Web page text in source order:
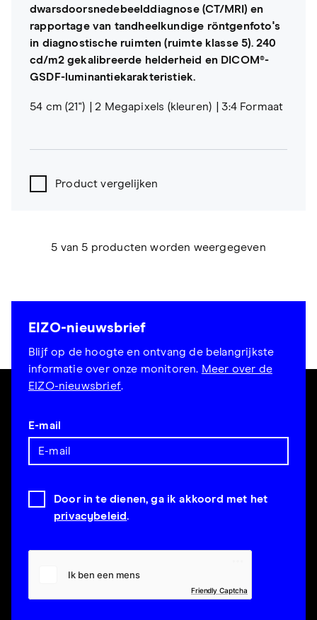
dwarsdoorsnedebeelddiagnose (CT/MRI) en
rapportage van tandheelkundige röntgenfoto's
in diagnostische ruimten (ruimte klasse 5). 240
cd/m2 gekalibreerde helderheid en DICOM®-
GSDF-luminantiekarakteristiek.
54 cm (21") 2 Megapixels (kleuren) 3:4 Formaat
Product vergelijken
5 van 5 producten worden weergegeven
EIZO-nieuwsbrief
Blijf op de hoogte en ontvang de belangrijkste
informatie over onze monitoren. Meer over de
EIZO-nieuwsbrief.
E-mail
Door in te dienen, ga ik akkoord met het
privacybeleid.
Friendly Captcha